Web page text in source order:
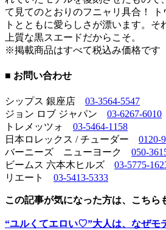
て見てのとおりのフニャリ具合！
トとともに愛らしさが漂います。そ
上質な黒スエードだからこそ。
※掲載商品はすべて税込み価格です
■ お問い合わせ
シップス 銀座店 03-3564-5547
ジョン ロブ ジャパン 03-6267-6010
トレメッツォ 03-5464-1158
日本ロレックス / チューダー 0120-
バーニーズ ニューヨーク 050-
ビームス 六本木ヒルズ 03-5775-
リエート 03-5413-5333
この記事が気になった方は、こちら
“ユルくてエロい♡”大人は、なぜモ